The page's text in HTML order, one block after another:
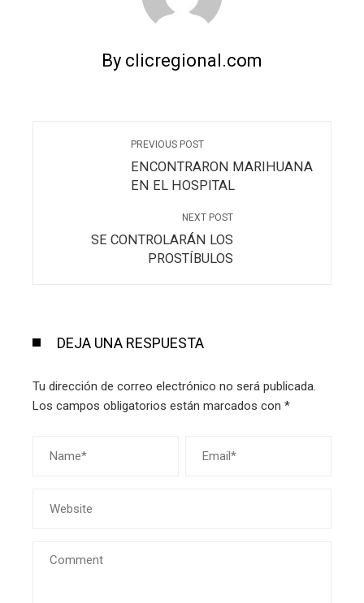
By clicregional.com
PREVIOUS POST
ENCONTRARON MARIHUANA
EN EL HOSPITAL
NEXT POST
SE CONTROLARÁN LOS
PROSTÍBULOS
DEJA UNA RESPUESTA
Tu dirección de correo electrónico no será publicada.
Los campos obligatorios están marcados con *